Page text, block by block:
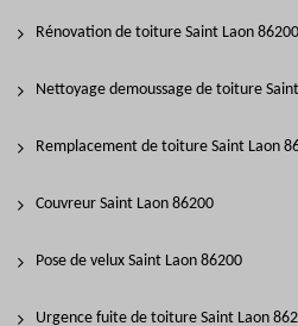
Rénovation de toiture Saint Laon 86200
Nettoyage demoussage de toiture
Remplacement de toiture Saint Laon
Couvreur Saint Laon 86200
Pose de velux Saint Laon 86200
Urgence fuite de toiture Saint Laon